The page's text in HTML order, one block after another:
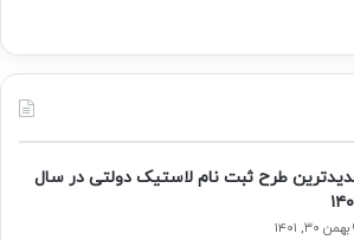
طرح ثبت نام لاستیک دولتی در سال
بهمن ۳۰, ۱۴۰۱